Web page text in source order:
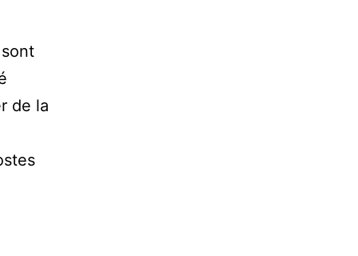
de la